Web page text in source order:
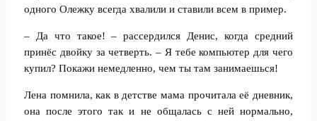
одного Олежку всегда хвалили и ставили всем в пример.
– Да что такое! – рассердился Денис, когда средний
принёс двойку за четверть. – Я тебе компьютер для чего
купил? Покажи немедленно, чем ты там занимаешься!
Лена помнила, как в детстве мама прочитала её дневник,
она после этого так и не общалась с ней нормально,